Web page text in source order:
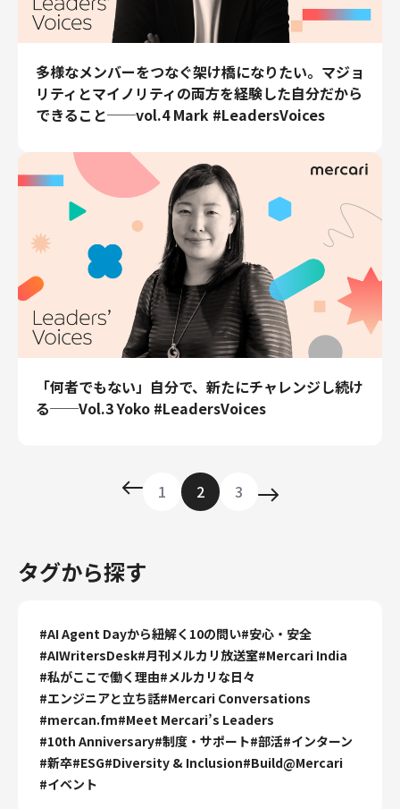
多様なメンバーをつなぐ架け橋になりたい。マジョ
リティとマイノリティの両方を経験した自分だから
できること──vol.4 Mark #LeadersVoices
「何者でもない」自分で、新たにチャレンジし続け
る──Vol.3 Yoko #LeadersVoices
1 2 3
タグから探す
#AI Agent Dayから紐解く10の問い#安心・安全
#AIWritersDesk#月刊メルカリ放送室#Mercari India
#私がここで働く理由#メルカリな日々
#エンジニアと立ち話#Mercari Conversations
#mercan.fm#Meet Mercari’s Leaders
#10th Anniversary#制度・サポート#部活#インターン
#新卒#ESG#Diversity & Inclusion#Build@Mercari
#イベント